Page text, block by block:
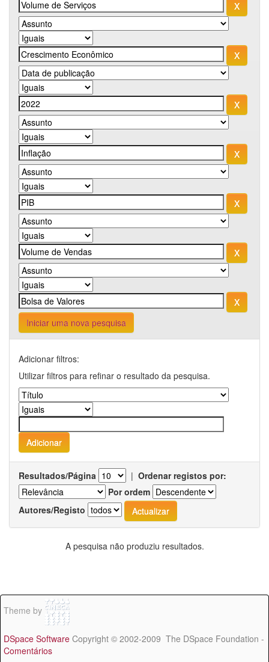
Iniciar uma nova pesquisa
Adicionar filtros:
Utilizar filtros para refinar o resultado da pesquisa.
Resultados/Página | Ordenar registos por:
Por ordem
Autores/Registo
A pesquisa não produziu resultados.
Theme by
DSpace Software Copyright © 2002-2009 The DSpace Foundation -
Comentários